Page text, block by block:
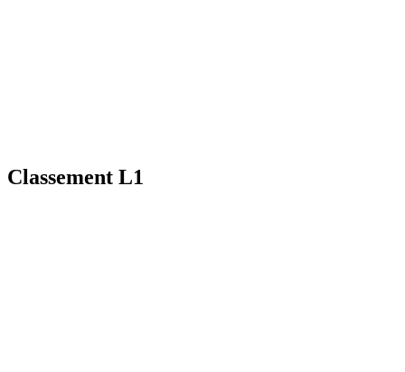
Classement L1